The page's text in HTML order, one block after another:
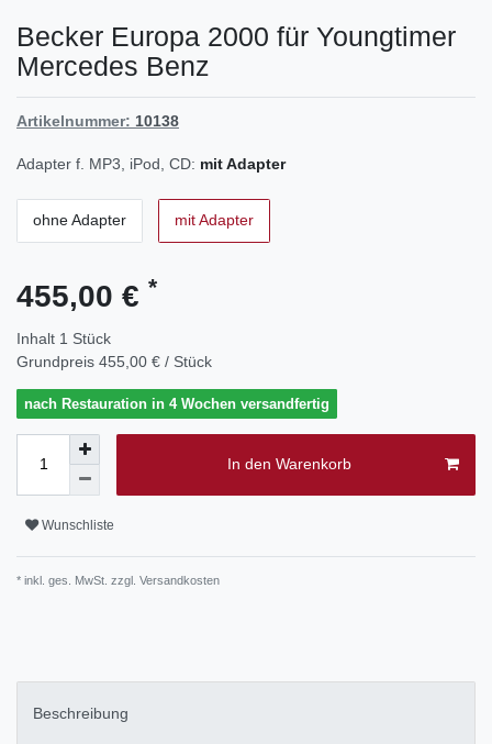
Becker Europa 2000 für Youngtimer
Mercedes Benz
Artikelnummer: 10138
Adapter f. MP3, iPod, CD: mit Adapter
ohne Adapter mit Adapter
455,00 € *
Inhalt 1 Stück
Grundpreis 455,00 € / Stück
nach Restauration in 4 Wochen versandfertig
In den Warenkorb
Wunschliste
* inkl. ges. MwSt. zzgl. Versandkosten
Beschreibung